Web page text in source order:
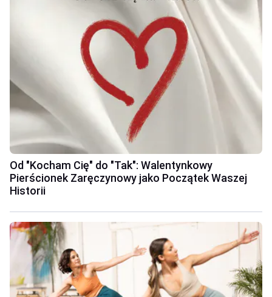
Od "Kocham Cię" do "Tak": Walentynkowy
Pierścionek Zaręczynowy jako Początek Waszej
Historii